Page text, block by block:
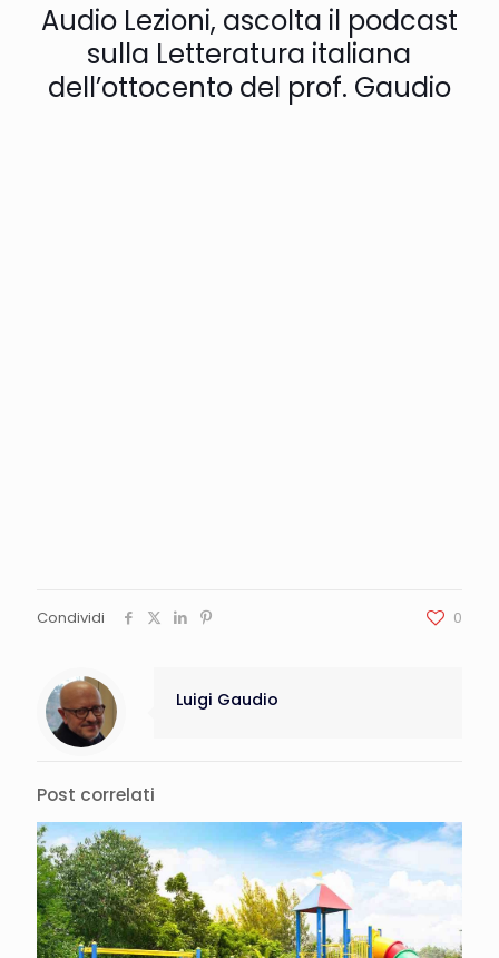
Audio Lezioni, ascolta il podcast
sulla Letteratura italiana
dell’ottocento del prof. Gaudio
Condividi 0
Luigi Gaudio
Post correlati